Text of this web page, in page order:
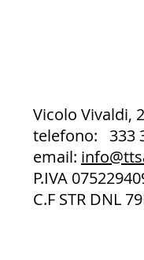
Vicolo Vivaldi,
telefono: 333
email:
P.IVA
C.F STR DNL